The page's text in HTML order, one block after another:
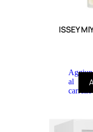
al
carrello
ISSEY